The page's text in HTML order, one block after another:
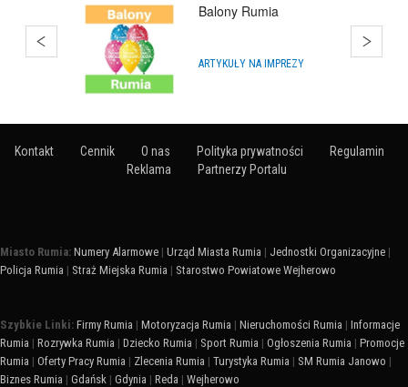
Akademia Animatora
SZKOLENIA I KURSY
Kontakt Cennik O nas Polityka prywatności
Regulamin
Reklama
Partnerzy Portalu
Miasto Rumia: Numery Alarmowe | Urząd Miasta Rumia | Jednostki Organizacyjne |
Policja Rumia | Straż Miejska Rumia | Starostwo Powiatowe Wejherowo
Szybkie Linki: Firmy Rumia | Motoryzacja Rumia | Nieruchomości Rumia | Informacje
Rumia | Rozrywka Rumia | Dziecko Rumia | Sport Rumia | Ogłoszenia Rumia | Promocje
Rumia | Oferty Pracy Rumia | Zlecenia Rumia | Turystyka Rumia | SM Rumia Janowo |
Biznes Rumia | Gdańsk | Gdynia | Reda | Wejherowo